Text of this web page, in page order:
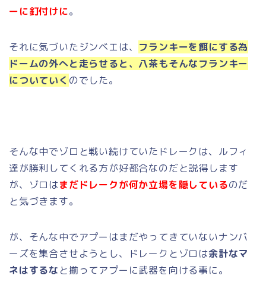
ーに釘付けに。
それに気づいたジンベエは、 フランキーを餌にする為
ドームの外へと走らせると、八茶もそんなフランキー
についていく のでした。
そんな中でゾロと戦い続けていたドレークは、ルフィ
達が勝利してくれる方が好都合なのだと説得します
が、ゾロはまだドレークが何か立場を隠しているのだ
と気づきます。
が、そんな中でアプーはまだやってきていないナンバ
ーズを集合させようとし、ドレークとゾロは余計なマ
ネはするなと揃ってアプーに武器を向ける事に。